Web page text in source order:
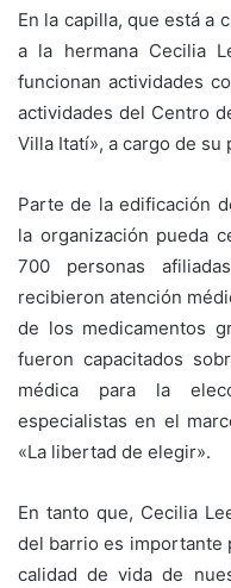
En la capilla, que está a
a la hermana Cecilia
funcionan actividades
actividades del Centro
Villa Itatí», a cargo de
Parte de la edificación
la organización pueda
700 personas
recibieron atención
de los medicamentos
fueron capacitados
médica para la
especialistas en el
«La libertad de elegir».
En tanto que, Cecilia
del barrio es importante
calidad de vida de